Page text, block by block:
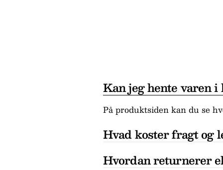
Kan jeg hente varen
På produktsiden kan du se
Hvad koster fragt og
Hvordan returnerer